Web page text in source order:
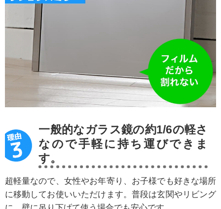
一般的なガラス鏡の約1/6の軽さ
なので手軽に持ち運びできま
す。
超軽量なので、女性やお年寄り、お子様でも好きな場所
に移動してお使いいただけます。普段は玄関やリビング